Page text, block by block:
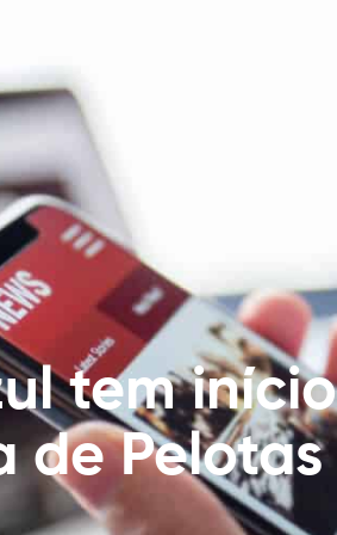
tem início
de Pelotas